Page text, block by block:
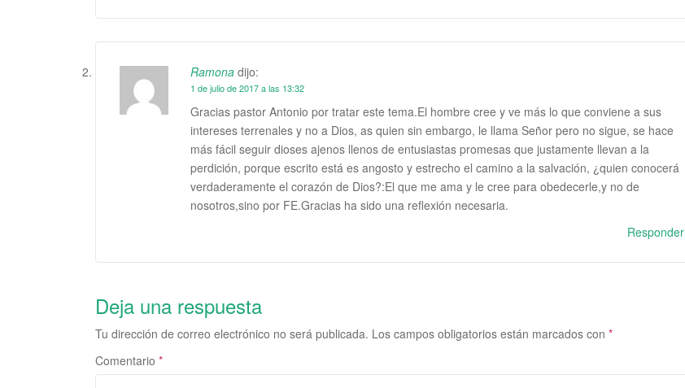
Ramona dijo:
1 de julio de 2017 a las 13:32
Gracias pastor Antonio por tratar este tema.El hombre cree y ve más lo que conviene a sus
intereses terrenales y no a Dios, as quien sin embargo, le llama Señor pero no sigue, se hace
más fácil seguir dioses ajenos llenos de entusiastas promesas que justamente llevan a la
perdición, porque escrito está es angosto y estrecho el camino a la salvación, ¿quien conocerá
verdaderamente el corazón de Dios?:El que me ama y le cree para obedecerle,y no de
nosotros,sino por FE.Gracias ha sido una reflexión necesaria.
Responder
Deja una respuesta
Tu dirección de correo electrónico no será publicada. Los campos obligatorios están marcados con *
Comentario *